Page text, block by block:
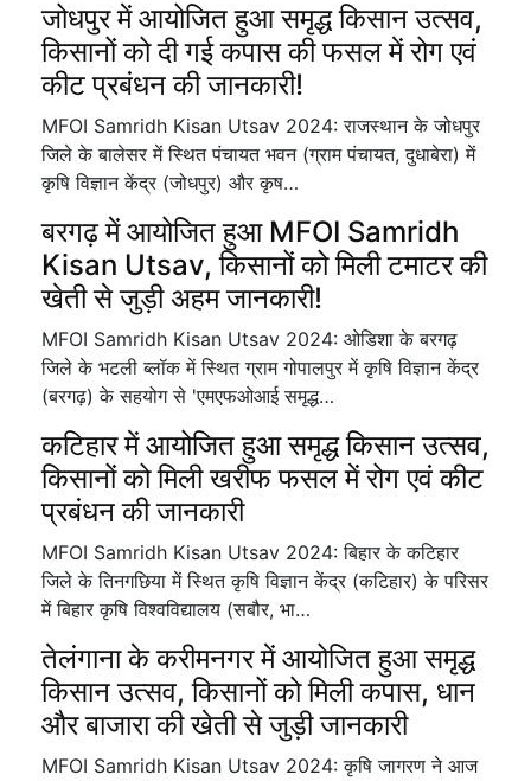
जोधपुर में आयोजित हुआ समृद्ध किसान उत्सव,
किसानों को दी गई कपास की फसल में रोग एवं
कीट प्रबंधन की जानकारी!
MFOI Samridh Kisan Utsav 2024: राजस्थान के जोधपुर
जिले के बालेसर में स्थित पंचायत भवन (ग्राम पंचायत, दुधाबेरा) में
कृषि विज्ञान केंद्र (जोधपुर) और कृष…
बरगढ़ में आयोजित हुआ MFOI Samridh
Kisan Utsav, किसानों को मिली टमाटर की
खेती से जुड़ी अहम जानकारी!
MFOI Samridh Kisan Utsav 2024: ओडिशा के बरगढ़
जिले के भटली ब्लॉक में स्थित ग्राम गोपालपुर में कृषि विज्ञान केंद्र
(बरगढ़) के सहयोग से 'एमएफओआई समृद्ध…
कटिहार में आयोजित हुआ समृद्ध किसान उत्सव,
किसानों को मिली खरीफ फसल में रोग एवं कीट
प्रबंधन की जानकारी
MFOI Samridh Kisan Utsav 2024: बिहार के कटिहार
जिले के तिनगछिया में स्थित कृषि विज्ञान केंद्र (कटिहार) के परिसर
में बिहार कृषि विश्वविद्यालय (सबौर, भा…
तेलंगाना के करीमनगर में आयोजित हुआ समृद्ध
किसान उत्सव, किसानों को मिली कपास, धान
और बाजारा की खेती से जुड़ी जानकारी
MFOI Samridh Kisan Utsav 2024: कृषि जागरण ने आज